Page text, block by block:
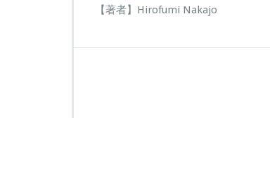
【著者】Hirofumi Nakajo